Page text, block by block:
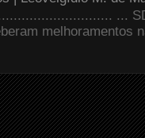
...
melhoramentos